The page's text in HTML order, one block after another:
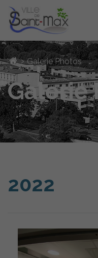
› Galerie Photos
Galerie
2022